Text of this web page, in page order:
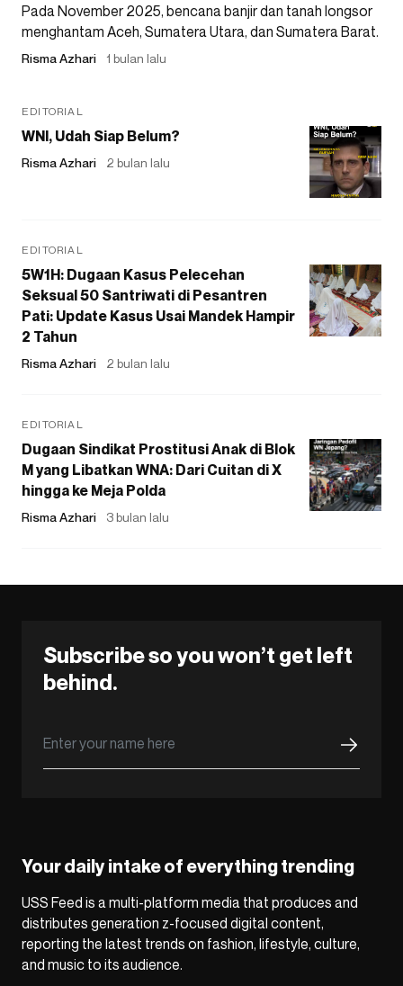
Pada November 2025, bencana banjir dan tanah longsor
menghantam Aceh, Sumatera Utara, dan Sumatera Barat.
Risma Azhari 1 bulan lalu
EDITORIAL
WNI, Udah Siap Belum?
Risma Azhari 2 bulan lalu
EDITORIAL
5W1H: Dugaan Kasus Pelecehan
Seksual 50 Santriwati di Pesantren
Pati: Update Kasus Usai Mandek Hampir
2 Tahun
Risma Azhari 2 bulan lalu
EDITORIAL
Dugaan Sindikat Prostitusi Anak di Blok
M yang Libatkan WNA: Dari Cuitan di X
hingga ke Meja Polda
Risma Azhari 3 bulan lalu
Subscribe so you won’t get left
behind.
Your daily intake of everything trending
USS Feed is a multi-platform media that produces and
distributes generation z-focused digital content,
reporting the latest trends on fashion, lifestyle, culture,
and music to its audience.